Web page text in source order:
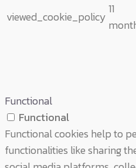
viewed_cookie_policy
11
Functional
Functional
Functional cookies help to
functionalities like sharing